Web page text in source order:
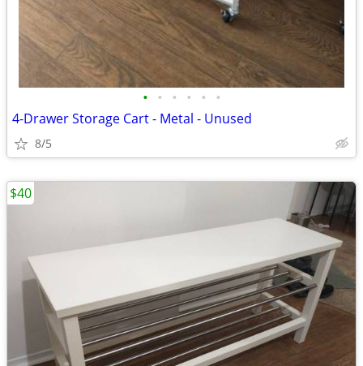
• • • • • •
4-Drawer Storage Cart - Metal - Unused
8/5
$40